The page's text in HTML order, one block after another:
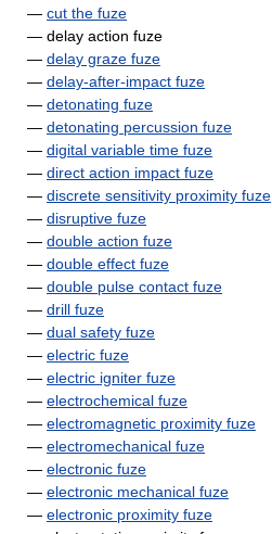
— cut the fuze
— delay action fuze
— delay graze fuze
— delay-after-impact fuze
— detonating fuze
— detonating percussion fuze
— digital variable time fuze
— direct action impact fuze
— discrete sensitivity proximity fuze
— disruptive fuze
— double action fuze
— double effect fuze
— double pulse contact fuze
— drill fuze
— dual safety fuze
— electric fuze
— electric igniter fuze
— electrochemical fuze
— electromagnetic proximity fuze
— electromechanical fuze
— electronic fuze
— electronic mechanical fuze
— electronic proximity fuze